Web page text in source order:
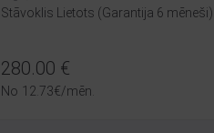
Stāvoklis Lietots (Garantija 6 mēneši)
280.00 €
No 12.73€/mēn.